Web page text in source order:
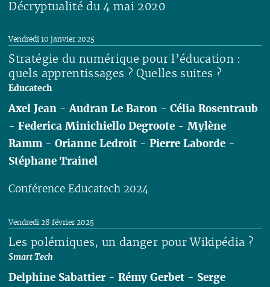
Décryptualité du 4 mai 2020
Stratégie du numérique pour l’éducation :
quels apprentissages ? Quelles suites ?
Educatech
Vendredi 10 janvier 2025
Axel Jean -Audran Le Baron -Célia Rosentraub
-Federica Minichiello Degroote -Mylène
Ramm -Orianne Ledroit -Pierre Laborde -
Stéphane Trainel
Conférence Educatech 2024
Lire
Les polémiques, un danger pour Wikipédia ?
Smart Tech
Vendredi 28 février 2025
Delphine Sabattier -Rémy Gerbet - Serge